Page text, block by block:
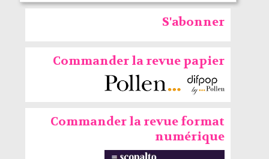
S'abonner
Commander la revue papier
Commander la revue format
numérique